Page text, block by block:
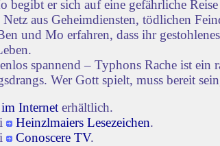
begibt er sich auf eine gefährliche
aus Geheimdiensten, tödlichen
und Mo erfahren, dass ihr
spannend – Typhons Rache ist
Wer Gott spielt, muss bereit
im Internet erhältlich.
Heinzlmaiers Lesezeichen.
Conoscere TV.